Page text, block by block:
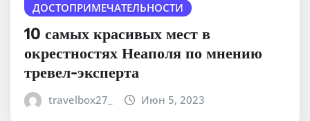
ДОСТОПРИМЕЧАТЕЛЬНОСТИ
10 самых красивых мест в
окрестностях Неаполя по мнению
тревел-эксперта
travelbox27_ Июн 5, 2023